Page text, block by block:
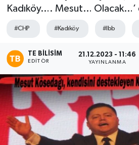
Kadıköy…. Mesut… Olacak…’
#CHP #Kadıköy #Ibb
TE BILISIM
EDITÖR
21.12.2023 - 11:46
YAYINLANMA